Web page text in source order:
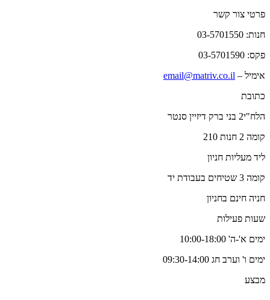
פרטי צור קשר
חנות: 03-5701550
פקס: 03-5701590
אימיל – email@matriv.co.il
כתובת
הלח"י2 בני ברק דיזיין סנטר
קומה 2 חנות 210
ליד מעליות חניון
קומה 3 שטיחים בעבודת יד
חניה חינם בחניון
שעות פעילות
ימים א'-ה' 10:00-18:00
ימים ו' וערב חג 09:30-14:00
מבצע